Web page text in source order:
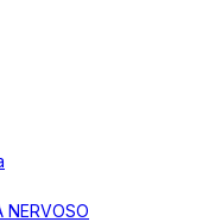
NERVOSO